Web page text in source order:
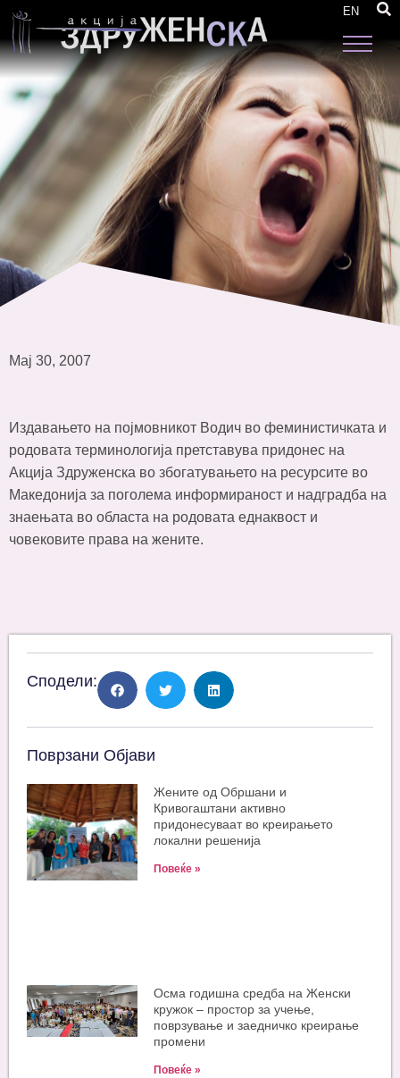
EN
терминологија
Мај 30, 2007
Издавањето на појмовникот Водич во феминистичката и
родовата терминологија претставува придонес на
Акција Здруженска во збогатувањето на ресурсите во
Македонија за поголема информираност и надградба на
знаењата во областа на родовата еднаквост и
човековите права на жените.
Сподели:
Поврзани Објави
Жените од Обршани и
Кривогаштани активно
придонесуваат во креирањето
локални решенија
Повеќе »
Oсма годишна средба на Женски
кружок – простор за учење,
поврзување и заедничко креирање
промени
Повеќе »